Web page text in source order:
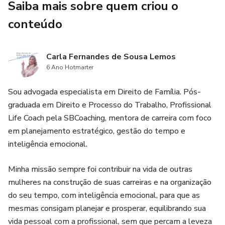
Aprenda a se planejar para prosperar cumprindo o seu
propósito, agora!
Com carinho,
Carla Fernandes
Coach & Mentoring
Saiba mais sobre quem criou o
conteúdo
Carla Fernandes de Sousa Lemos
6 Ano Hotmarter
Sou advogada especialista em Direito de Família. Pós-
graduada em Direito e Processo do Trabalho, Profissional
Life Coach pela SBCoaching, mentora de carreira com foco
em planejamento estratégico, gestão do tempo e
inteligência emocional.
Minha missão sempre foi contribuir na vida de outras
mulheres na construção de suas carreiras e na organização
do seu tempo, com inteligência emocional, para que as
mesmas consigam planejar e prosperar, equilibrando sua
vida pessoal com a profissional, sem que percam a leveza